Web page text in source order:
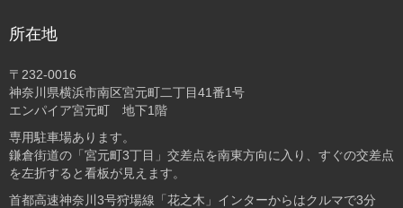
所在地
〒232-0016
神奈川県横浜市南区宮元町二丁目41番1号
エンパイア宮元町 地下1階
専用駐車場あります。
鎌倉街道の「宮元町3丁目」交差点を南東方向に入り、すぐの交差点
を左折すると看板が見えます。
首都高速神奈川3号狩場線「花之木」インターからはクルマで3分